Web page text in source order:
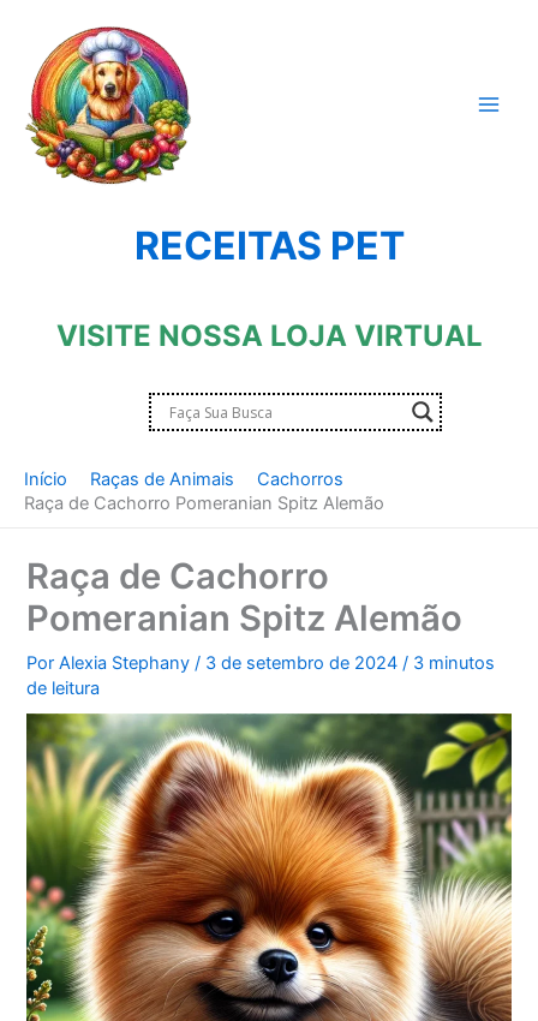
conteúdo
RECEITAS PET
VISITE NOSSA LOJA VIRTUAL
Início Raças de Animais
Cachorros
Raça de Cachorro Pomeranian Spitz Alemão
Raça de Cachorro
Pomeranian Spitz Alemão
PorAlexia Stephany/ 3 de setembro de 2024/ 3 minutos
de leitura